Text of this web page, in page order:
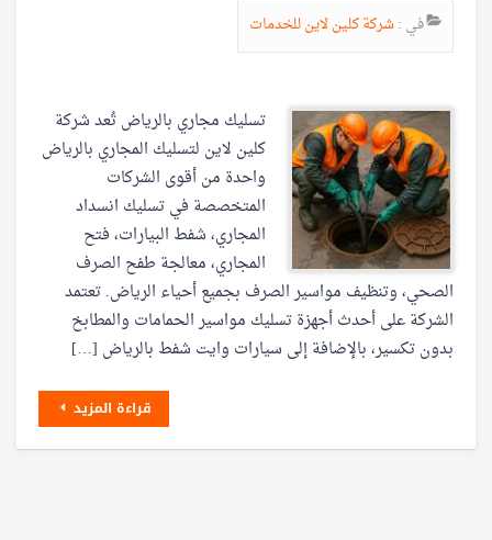
في :شركة كلين لاين للخدمات
تسليك مجاري بالرياض تُعد شركة
كلين لاين لتسليك المجاري بالرياض
واحدة من أقوى الشركات
المتخصصة في تسليك انسداد
المجاري، شفط البيارات، فتح
المجاري، معالجة طفح الصرف
الصحي، وتنظيف مواسير الصرف بجميع أحياء الرياض. تعتمد
الشركة على أحدث أجهزة تسليك مواسير الحمامات والمطابخ
بدون تكسير، بالإضافة إلى سيارات وايت شفط بالرياض […]
قراءة المزيد